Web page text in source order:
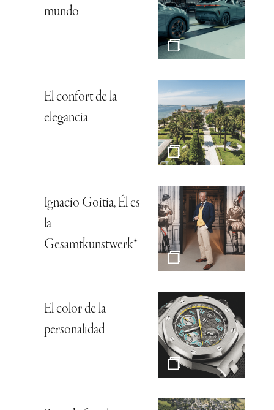
mundo
El confort de la
elegancia
Ignacio Goitia, Él es
la
Gesamtkunstwerk*
El color de la
personalidad